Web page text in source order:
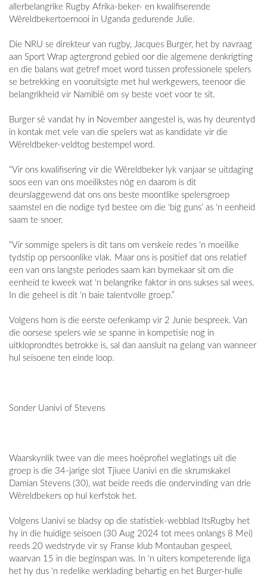
allerbelangrike Rugby Afrika-beker- en kwalifiserende
Wêreldbekertoernooi in Uganda gedurende Julie.
Die NRU se direkteur van rugby, Jacques Burger, het by navraag
aan Sport Wrap agtergrond gebied oor die algemene denkrigting
en die balans wat getref moet word tussen professionele spelers
se betrekking en vooruitsigte met hul werkgewers, teenoor die
belangrikheid vir Namibië om sy beste voet voor te sit.
Burger sê vandat hy in November aangestel is, was hy deurentyd
in kontak met vele van die spelers wat as kandidate vir die
Wêreldbeker-veldtog bestempel word.
“Vir ons kwalifisering vir die Wêreldbeker lyk vanjaar se uitdaging
soos een van ons moeilikstes nóg en daarom is dit
deurslaggewend dat ons ons beste moontlike spelersgroep
saamstel en die nodige tyd bestee om die ‘big guns’ as ‘n eenheid
saam te snoer.
“Vir sommige spelers is dit tans om verskeie redes ‘n moeilike
tydstip op persoonlike vlak. Maar ons is positief dat ons relatief
een van ons langste periodes saam kan bymekaar sit om die
eenheid te kweek wat ‘n belangrike faktor in ons sukses sal wees.
In die geheel is dit ‘n baie talentvolle groep.”
Volgens hom is die eerste oefenkamp vir 2 Junie bespreek. Van
die oorsese spelers wie se spanne in kompetisie nog in
uitkloprondtes betrokke is, sal dan aansluit na gelang van wanneer
hul seisoene ten einde loop.
Sonder Uanivi of Stevens
Waarskynlik twee van die mees hoëprofiel weglatings uit die
groep is die 34-jarige slot Tjiuee Uanivi en die skrumskakel
Damian Stevens (30), wat beide reeds die ondervinding van drie
Wêreldbekers op hul kerfstok het.
Volgens Uanivi se bladsy op die statistiek-webblad ItsRugby het
hy in die huidige seisoen (30 Aug 2024 tot mees onlangs 8 Mei)
reeds 20 wedstryde vir sy Franse klub Montauban gespeel,
waarvan 15 in die beginspan was. In ‘n uiters kompeterende liga
het hy dus ‘n redelike werklading behartig en het Burger-hulle